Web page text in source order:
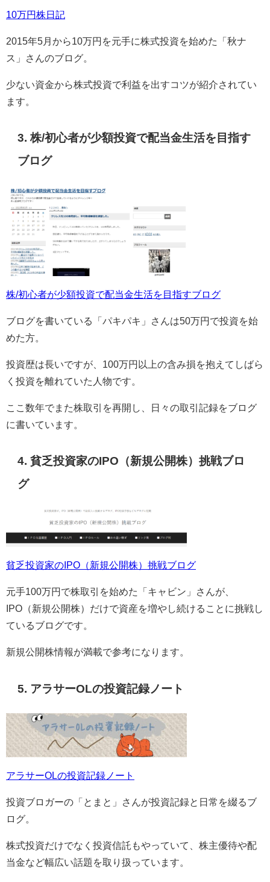
10万円株日記
2015年5 月から10万円を元手に株式投資を始めた「秋ナ
ス」さんのブログ。
少ない資金から株式投資で利益を出すコツが紹介されてい
ます。
3. 株/初心者が少額投資で配当金生活を目指す
ブログ
株/初心者が少額投資で配当金生活を目指すブログ
ブログを書いている「パキパキ」さんは50万円で投資を始
めた方。
投資歴は長いですが、 100万円以上の含み損を抱えてしばら
く投資を離れていた人物です。
ここ数年でまた株取引を再開し、日々の取引記録をブログ
に書いています。
4. 貧乏投資家のIPO（新規公開株）挑戦ブロ
グ
貧乏投資家のIPO （新規公開株）挑戦ブログ
元手100万円で株取引を始めた「キャビン」さんが、
IPO （新規公開株）だけで資産を増やし続けることに挑戦し
ているブログです。
新規公開株情報が満載で参考になります。
5. アラサーOLの投資記録ノート
アラサーOLの投資記録ノート
投資ブロガーの「とまと」さんが投資記録と日常を綴るブ
ログ。
株式投資だけでなく投資信託もやっていて、株主優待や配
当金など幅広い話題を取り扱っています。